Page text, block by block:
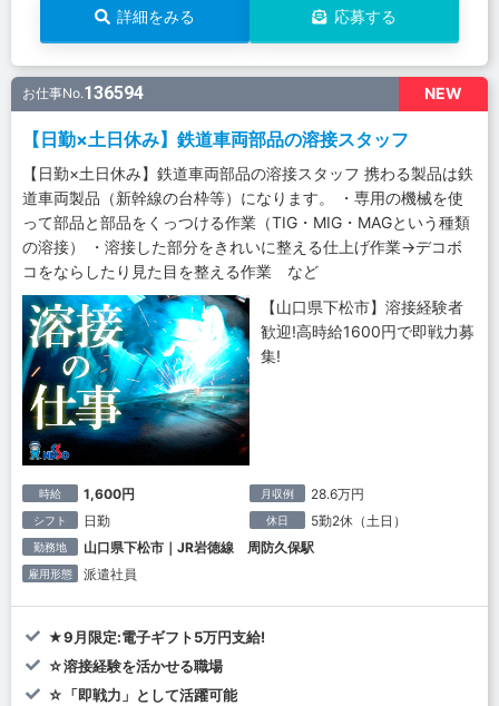
詳細をみる 応募する
NEW
お仕事No.136594
【日勤×土日休み】鉄道車両部品の溶接スタッフ
【日勤×土日休み】鉄道車両部品の溶接スタッフ 携わる製品は鉄
道車両製品（新幹線の台枠等）になります。 ・専用の機械を使
って部品と部品をくっつける作業（TIG・MIG・MAGという種類
の溶接） ・溶接した部分をきれいに整える仕上げ作業→デコボ
コをならしたり見た目を整える作業 など
【山口県下松市】溶接経験者
歓迎!高時給1600円で即戦力募
集!
時給 1,600円 月収例 28.6万円
シフト 日勤 休日 5勤2休（土日）
勤務地 山口県下松市｜JR岩徳線 周防久保駅
雇用形態 派遣社員
★9月限定:電子ギフト5万円支給!
☆溶接経験を活かせる職場
☆「即戦力」として活躍可能